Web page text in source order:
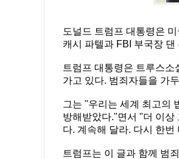
도널드 트럼프 대통령은
캐시 파텔과 FBI 부국장
트럼프 대통령은 트루스
가고 있다. 범죄자들을 가
그는 "우리는 세계 최고의
방해받았다."면서 "더 이상
다. 계속해 달라. 다시 한
트럼프는 이 글과 함께 범